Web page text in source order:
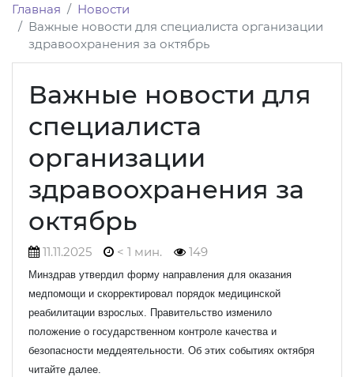
Главная
Новости
Важные новости для специалиста организации
здравоохранения за октябрь
Важные новости для
специалиста
организации
здравоохранения за
октябрь
11.11.2025 < 1 мин. 149
Минздрав утвердил форму направления для оказания
медпомощи и скорректировал порядок медицинской
реабилитации взрослых. Правительство изменило
положение о государственном контроле качества и
безопасности меддеятельности. Об этих событиях октября
читайте далее.